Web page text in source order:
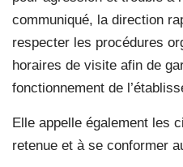
communiqué, la direction
respecter les procédures
horaires de visite afin de
fonctionnement de
Elle appelle également les
retenue et à se conformer